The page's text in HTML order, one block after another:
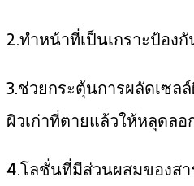
2.ทำหน้าที่เป็นเกราะป้อง
3.ช่วยกระตุ้นการผลัดเซ
ผิวเก่าที่ตายแล้วให้หลุดล
4.โลชั่นที่มีส่วนผสมของส